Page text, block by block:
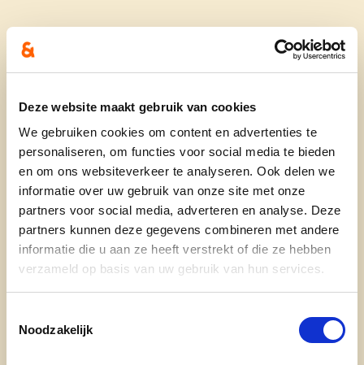
Deze website maakt gebruik van cookies
We gebruiken cookies om content en advertenties te
personaliseren, om functies voor social media te bieden
en om ons websiteverkeer te analyseren. Ook delen we
informatie over uw gebruik van onze site met onze
partners voor social media, adverteren en analyse. Deze
partners kunnen deze gegevens combineren met andere
informatie die u aan ze heeft verstrekt of die ze hebben
verzameld op basis van uw gebruik van hun services.
Noodzakelijk
Wie is zij:
Fiscaal jurist, jaren advocate in fiscale zaken
geweest, docente fiscale vakken.
Vrijwilliger in tal van raden van bestuur (Vzw Het
Veer, Instituut Heilige Familie, Gent Festival
Vlaanderen), bestuurder bij Unia en MYRIA.
Houdt van lekker eten, cultuur met een grote C,
reizen en literatuur.